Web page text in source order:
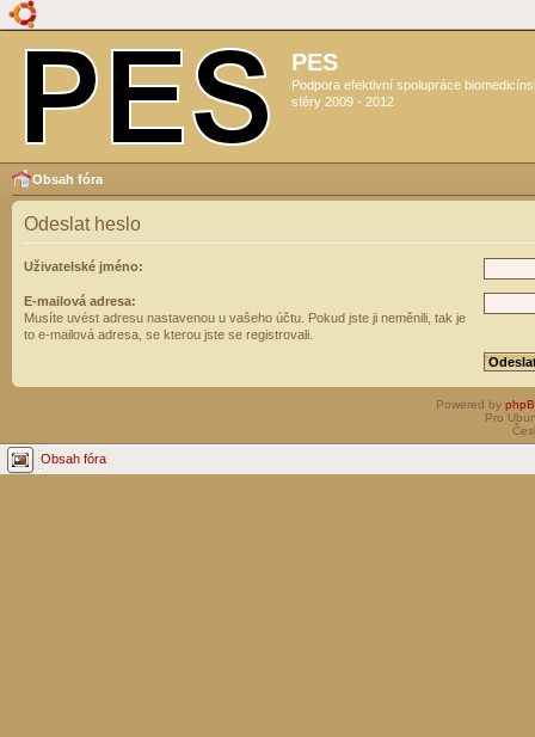
PES
Podpora efektivní spolupráce
sféry 2009 - 2012
Obsah fóra
Odeslat heslo
Uživatelské jméno:
E-mailová adresa:
Musíte uvést adresu nastavenou u vašeho účtu. Pokud jste ji neměnili, tak je
to e-mailová adresa, se kterou jste se registrovali.
Powered by
Pro
Obsah fóra